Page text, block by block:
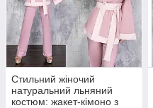
Стильний жіночий
натуральний льняний
костюм: жакет-кімоно з